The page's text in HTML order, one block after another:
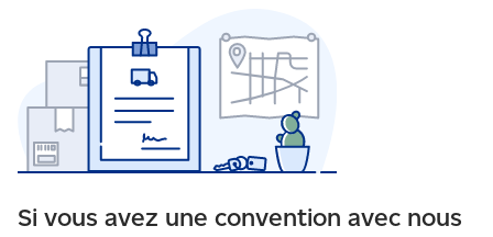
Si vous avez une convention avec nous